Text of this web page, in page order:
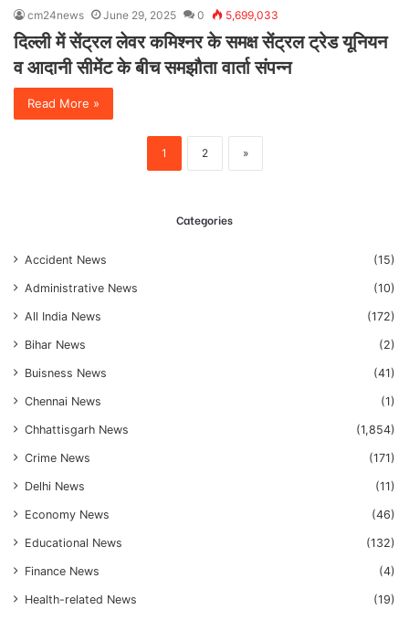
cm24news June 29, 2025 0 5,699,033
दिल्ली में सेंट्रल लेवर कमिश्नर के समक्ष सेंट्रल ट्रेड यूनियन
व आदानी सीमेंट के बीच समझौता वार्ता संपन्न
Read More »
1 2 »
Categories
Accident News (15)
Administrative News (10)
All India News (172)
Bihar News (2)
Buisness News (41)
Chennai News (1)
Chhattisgarh News (1,854)
Crime News (171)
Delhi News (11)
Economy News (46)
Educational News (132)
Finance News (4)
Health-related News (19)